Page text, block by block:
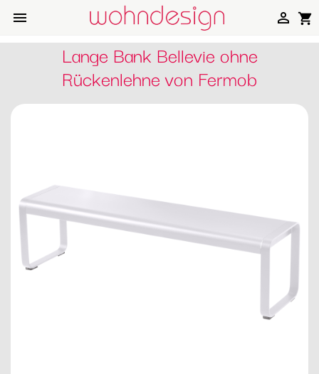
 shopping_cart

Lange Bank Bellevie ohne
Rückenlehne von Fermob